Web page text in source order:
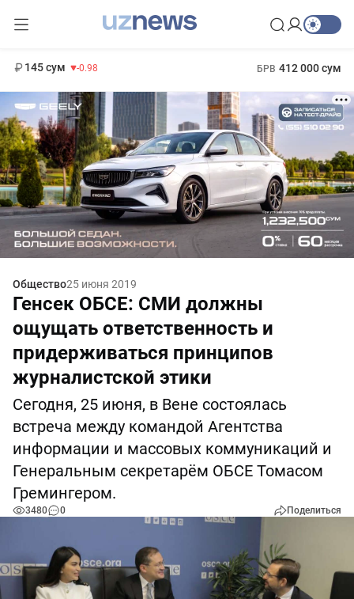
145 сум -0.98 БРВ 412 000 сум
Общество25 июня 2019
Генсек ОБСЕ: СМИ должны
ощущать ответственность и
придерживаться принципов
журналистской этики
Сегодня, 25 июня, в Вене состоялась
встреча между командой Агентства
информации и массовых коммуникаций и
Генеральным секретарём ОБСЕ Томасом
Гремингером.
3480 0 Поделиться